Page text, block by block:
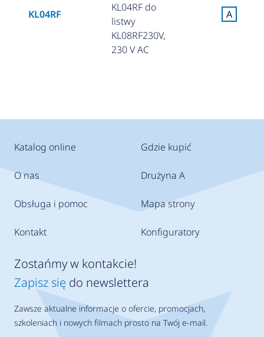
KL04RF
KL04RF do
listwy
KL08RF230V,
230 V AC
A
Katalog online
O nas
Obsługa i pomoc
Kontakt
Gdzie kupić
Drużyna A
Mapa strony
Konfiguratory
Zostańmy w kontakcie!
Zapisz się do newslettera
Zawsze aktualne informacje o ofercie, promocjach,
szkoleniach i nowych filmach prosto na Twój e-mail.